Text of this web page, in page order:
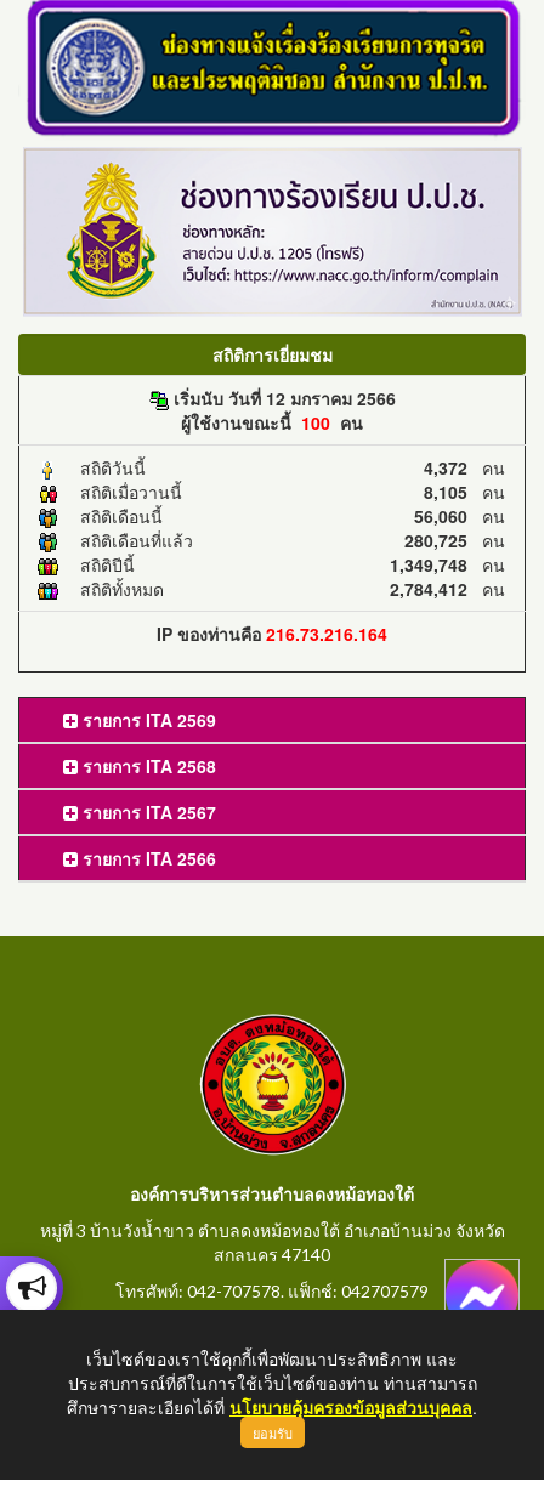
สถิติการเยี่ยมชม
เริ่มนับ วันที่ 12 มกราคม 2566
ผู้ใช้งานขณะนี้ 100 คน
สถิติวันนี้
4,372 คน
สถิติเมื่อวานนี้
8,105 คน
สถิติเดือนนี้
56,060 คน
สถิติเดือนที่แล้ว
280,725 คน
สถิติปีนี้
1,349,748 คน
สถิติทั้งหมด
2,784,412 คน
IP ของท่านคือ 216.73.216.164
รายการ ITA 2569
รายการ ITA 2568
รายการ ITA 2567
รายการ ITA 2566
องค์การบริหารส่วนตำบลดงหม้อทองใต้
หมู่ที่ 3 บ้านวังน้ำขาว ตำบลดงหม้อทองใต้ อำเภอบ้านม่วง จังหวัด
สกลนคร 47140
โทรศัพท์: 042-707578. แฟ็กช์: 042707579
Copyright © 2026 All Right Resive
เว็บไซต์ของเราใช้คุกกี้เพื่อพัฒนาประสิทธิภาพ และ
ประสบการณ์ที่ดีในการใช้เว็บไซต์ของท่าน ท่านสามารถ
ศึกษารายละเอียดได้ที่ นโยบายคุ้มครองข้อมูลส่วนบุคคล.
ยอมรับ